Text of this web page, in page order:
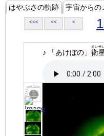
はやぶさの軌跡 宇宙からの
<<< << <
♪ 「あけぼの」 衛
えいせ